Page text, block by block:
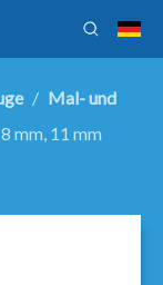
/ Mal- und
mm, 11 mm